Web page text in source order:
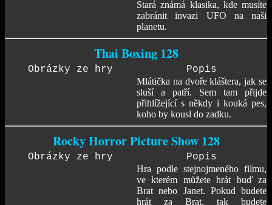
Stará známá klasika, kde musíte
zabránit invazi UFO na naši
planetu.
Thai Boxing 128
Obrázky ze hry Popis
Mlátička na dvoře kláštera, jak se
sluší a patří. Sem tam přijde
přihlížející s někdy i kouká pes,
koho by kousl do zadku.
Rocky Horror Picture Show 128
Obrázky ze hry Popis
Hra podle stejnojmeného filmu,
ve kterém můžete hrát buď za
Brat nebo Janet. Pokud budete
hrát za Brat, tak budete